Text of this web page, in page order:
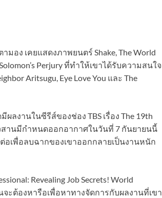
อง เคยแสดงภาพยนตร์ Shake, The World
Perjury ที่ทำให้เขาได้รับความสนใจ
Aritsugu, Eye Love You และ The
ลงานในซีรีส์ของช่อง TBS เรื่อง The 19th
สานมีกำหนดออกอากาศในวันที่ 7 กันยายนนี้
เพื่อลบฉากของเขาออกกลายเป็นงานหนัก
Revealing Job Secrets! World
จะต้องหารือเพื่อหาทางจัดการกับผลงานที่เขา